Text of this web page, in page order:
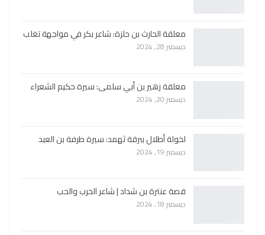
معلقة الحارث بن حلزة: شاعر بكر في مواجهة تغلب
ديسمبر 28, 2024
معلقة زهير بن أبي سلمى: سيرة حكيم الشعراء
ديسمبر 20, 2024
لخولة أطلال ببرقة ثهمد: سيرة طرفة بن العبد
ديسمبر 19, 2024
قصة عنترة بن شداد | شاعر الحرب والحب
ديسمبر 18, 2024